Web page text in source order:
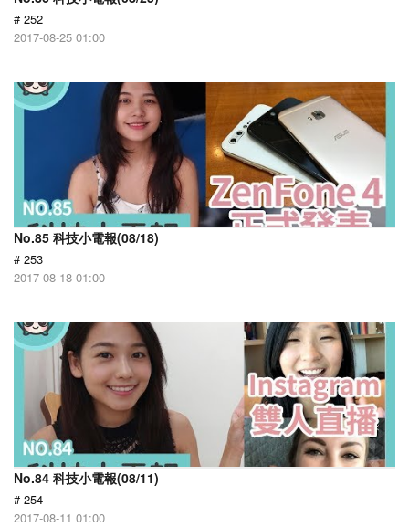
# 252
2017-08-25 01:00
No.85 科技小電報(08/18)
# 253
2017-08-18 01:00
No.84 科技小電報(08/11)
# 254
2017-08-11 01:00